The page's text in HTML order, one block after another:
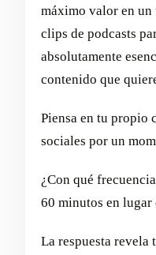
máximo valor en
clips de podcasts
absolutamente
contenido que
Piensa en tu propio
sociales por un
¿Con qué
60 minutos en lugar
La respuesta revela